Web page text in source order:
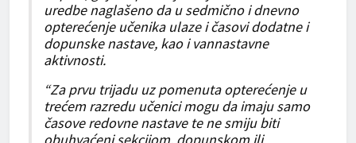
uredbe naglašeno da u sedmično i dnevno
opterećenje učenika ulaze i časovi dodatne i
dopunske nastave, kao i vannastavne
aktivnosti.
“Za prvu trijadu uz pomenuta opterećenje u
trećem razredu učenici mogu da imaju samo
časove redovne nastave te ne smiju biti